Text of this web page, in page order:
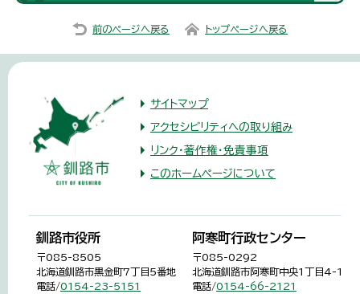
前のページへ戻る トップページへ戻る
サイトマップ
アクセシビリティへの取り組み
リンク・著作権・免責事項
このホームページについて
釧路市役所
〒085-8505
北海道釧路市黒金町7丁目5番地
電話/0154-23-5151
阿寒町行政センター
〒085-0292
北海道釧路市阿寒町中央1丁目4-1
電話/0154-66-2121